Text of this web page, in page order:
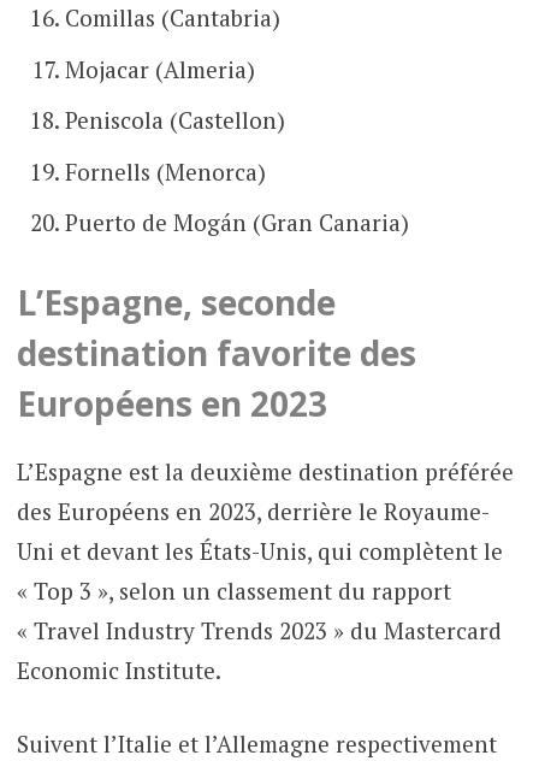
Comillas (Cantabria)
Mojacar (Almeria)
Peniscola (Castellon)
Fornells (Menorca)
Puerto de Mogán (Gran Canaria)
L’Espagne, seconde
destination favorite des
Européens en 2023
L’Espagne est la deuxième destination préférée
des Européens en 2023, derrière le Royaume-
Uni et devant les États-Unis, qui complètent le
« Top 3 », selon un classement du rapport
« Travel Industry Trends 2023 » du Mastercard
Economic Institute.
Suivent l’Italie et l’Allemagne respectivement